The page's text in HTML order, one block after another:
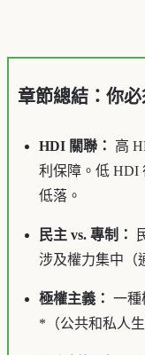
章節總結：你
HDI 關聯：
高
利保障。低 HDI
低落。
民主 vs. 專制：
涉及權力集中（
極權主義： 一種
*（公共和私人生